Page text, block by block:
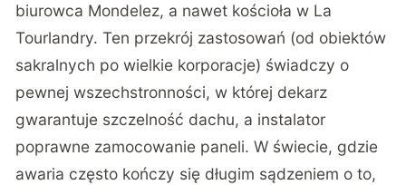
biurowca Mondelez, a nawet kościoła w La
Tourlandry. Ten przekrój zastosowań (od obiektów
sakralnych po wielkie korporacje) świadczy o
pewnej wszechstronności, w której dekarz
gwarantuje szczelność dachu, a instalator
poprawne zamocowanie paneli. W świecie, gdzie
awaria często kończy się długim sądzeniem o to,